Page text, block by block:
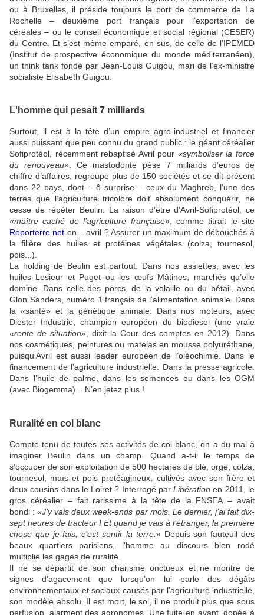
ou à Bruxelles, il préside toujours le port de commerce de La
Rochelle – deuxième port français pour l’exportation de
céréales – ou le conseil économique et social régional (CESER)
du Centre. Et s’est même emparé, en sus, de celle de l’IPEMED
(Institut de prospective économique du monde méditerranéen),
un think tank fondé par Jean-Louis Guigou, mari de l’ex-ministre
socialiste Elisabeth Guigou.
L'homme qui pesait 7 milliards
Surtout, il est à la tête d’un empire agro-industriel et financier
aussi puissant que peu connu du grand public : le géant céréalier
Sofiprotéol, récemment rebaptisé Avril pour «symboliser la force
du renouveau». Ce mastodonte pèse 7 milliards d’euros de
chiffre d’affaires, regroupe plus de 150 sociétés et se dit présent
dans 22 pays, dont – ô surprise – ceux du Maghreb, l’une des
terres que l’agriculture tricolore doit absolument conquérir, ne
cesse de répéter Beulin. La raison d’être d’Avril-Sofiprotéol, ce
«maître caché de l’agriculture française», comme titrait le site
Reporterre.net en... avril ? Assurer un maximum de débouchés à
la filière des huiles et protéines végétales (colza, tournesol,
pois...).
La holding de Beulin est partout. Dans nos assiettes, avec les
huiles Lesieur et Puget ou les œufs Mâtines, marchés qu’elle
domine. Dans celle des porcs, de la volaille ou du bétail, avec
Glon Sanders, numéro 1 français de l’alimentation animale. Dans
la «santé» et la génétique animale. Dans nos moteurs, avec
Diester Industrie, champion européen du biodiesel (une vraie
«rente de situation», dixit la Cour des comptes en 2012). Dans
nos cosmétiques, peintures ou matelas en mousse polyuréthane,
puisqu’Avril est aussi leader européen de l’oléochimie. Dans le
financement de l’agriculture industrielle. Dans la presse agricole.
Dans l’huile de palme, dans les semences ou dans les OGM
(avec Biogemma)... N’en jetez plus !
Ruralité en col blanc
Compte tenu de toutes ses activités de col blanc, on a du mal à
imaginer Beulin dans un champ. Quand a-t-il le temps de
s’occuper de son exploitation de 500 hectares de blé, orge, colza,
tournesol, maïs et pois protéagineux, cultivés avec son frère et
deux cousins dans le Loiret ? Interrogé parLibération en 2011, le
gros céréalier – fait rarissime à la tête de la FNSEA – avait
bondi :«J’y vais deux week-ends par mois. Le dernier, j’ai fait dix-
sept heures de tracteur ! Et quand je vais à l’étranger, la première
chose que je fais, c’est sentir la terre.»Depuis son fauteuil des
beaux quartiers parisiens, l'homme au discours bien rodé
multiplie les gages de ruralité.
Il ne se départit de son charisme onctueux et ne montre de
signes d’agacement que lorsqu’on lui parle des dégâts
environnementaux et sociaux causés par l’agriculture industrielle,
son modèle absolu. Il est mort, le sol, il ne produit plus que sous
perfusion, alarment des agronomes. Une fuite en avant, dopée à